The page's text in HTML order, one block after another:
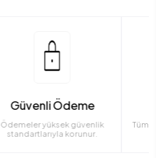
Güvenli Ödeme
Ödemeler yüksek güvenlik
standartlarıyla korunur.
Tüm